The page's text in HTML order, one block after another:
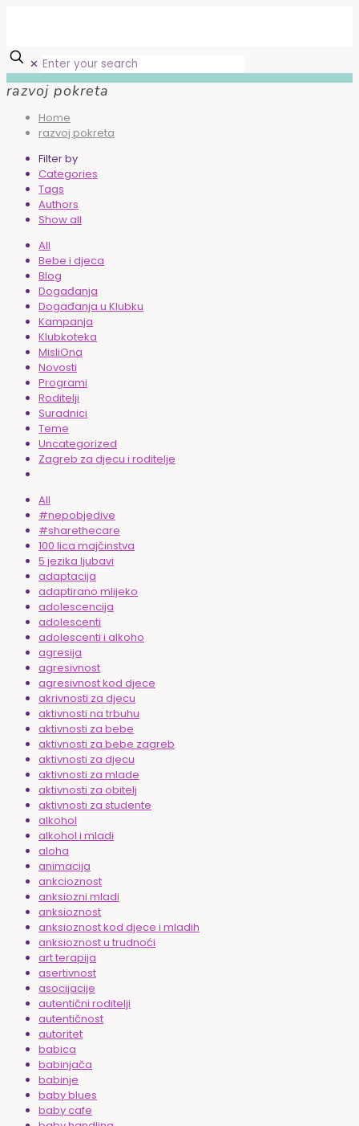
✕
razvoj pokreta
Home
razvoj pokreta
Filter by
Categories
Tags
Authors
Show all
All
Bebe i djeca
Blog
Događanja
Događanja u Klubku
Kampanja
Klubkoteka
MisliOna
Novosti
Programi
Roditelji
Suradnici
Teme
Uncategorized
Zagreb za djecu i roditelje
All
#nepobjedive
#sharethecare
100 lica majčinstva
5 jezika ljubavi
adaptacija
adaptirano mlijeko
adolescencija
adolescenti
adolescenti i alkoho
agresija
agresivnost
agresivnost kod djece
akrivnosti za djecu
aktivnosti na trbuhu
aktivnosti za bebe
aktivnosti za bebe zagreb
aktivnosti za djecu
aktivnosti za mlade
aktivnosti za obitelj
aktivnosti za studente
alkohol
alkohol i mladi
aloha
animacija
ankcioznost
anksiozni mladi
anksioznost
anksioznost kod djece i mladih
anksioznost u trudnoći
art terapija
asertivnost
asocijacije
autentični roditelji
autentičnost
autoritet
babica
babinjača
babinje
baby blues
baby cafe